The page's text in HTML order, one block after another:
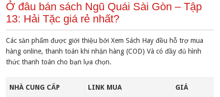
Ở đâu bán sách Ngũ Quái Sài Gòn – Tập
13: Hải Tặc giá rẻ nhất?
Các sản phẩm được giới thiệu bởi Xem Sách Hay đều hỗ trợ mua
hàng online, thanh toán khi nhận hàng (COD) Và có đầy đủ hình
thức thanh toán cho bạn lựa chọn.
NHÀ CUNG CẤP LINK MUA GIÁ